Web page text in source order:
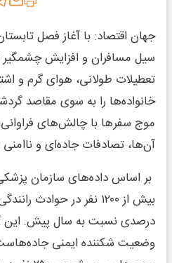
جهان اقتصاد: با آغاز فصل
سیل مسافران و افزایش چشمگیر
تعطیلات طولانی، هوای گرم و
خانواده‌ها را به سوی مقاصد
موج سفرها با چالش‌های
آن‌ها، تصادفات جاده‌ای و
درصدی نسبت به سال پیش. این